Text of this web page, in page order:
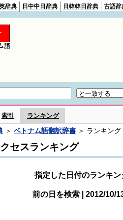
辞典 日中中日辞典 日韓韓日辞典 古語辞
索引 ランキング
＞ ベトナム語翻訳辞書 ＞ ランキング
セスランキング
指定した日付のランキ
前の日を検索 | 2012/10/